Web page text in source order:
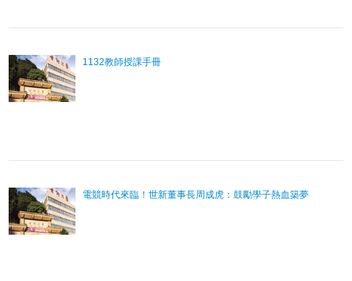
1132教師授課手冊
電競時代來臨！世新董事長周成虎：鼓勵學子熱血築夢